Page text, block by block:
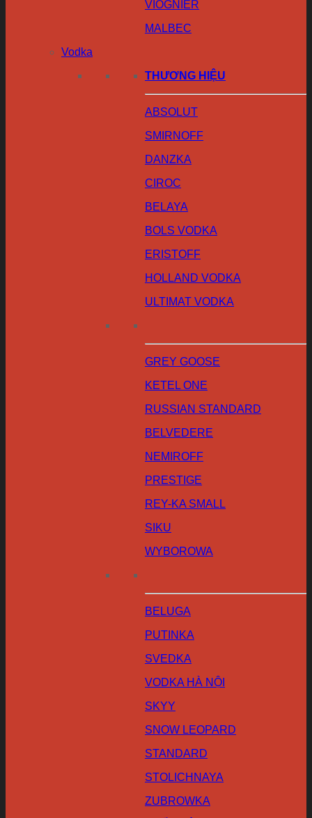
VIOGNIER
MALBEC
Vodka
THƯƠNG HIỆU
ABSOLUT
SMIRNOFF
DANZKA
CIROC
BELAYA
BOLS VODKA
ERISTOFF
HOLLAND VODKA
ULTIMAT VODKA
GREY GOOSE
KETEL ONE
RUSSIAN STANDARD
BELVEDERE
NEMIROFF
PRESTIGE
REY-KA SMALL
SIKU
WYBOROWA
BELUGA
PUTINKA
SVEDKA
VODKA HÀ NỘI
SKYY
SNOW LEOPARD
STANDARD
STOLICHNAYA
ZUBROWKA